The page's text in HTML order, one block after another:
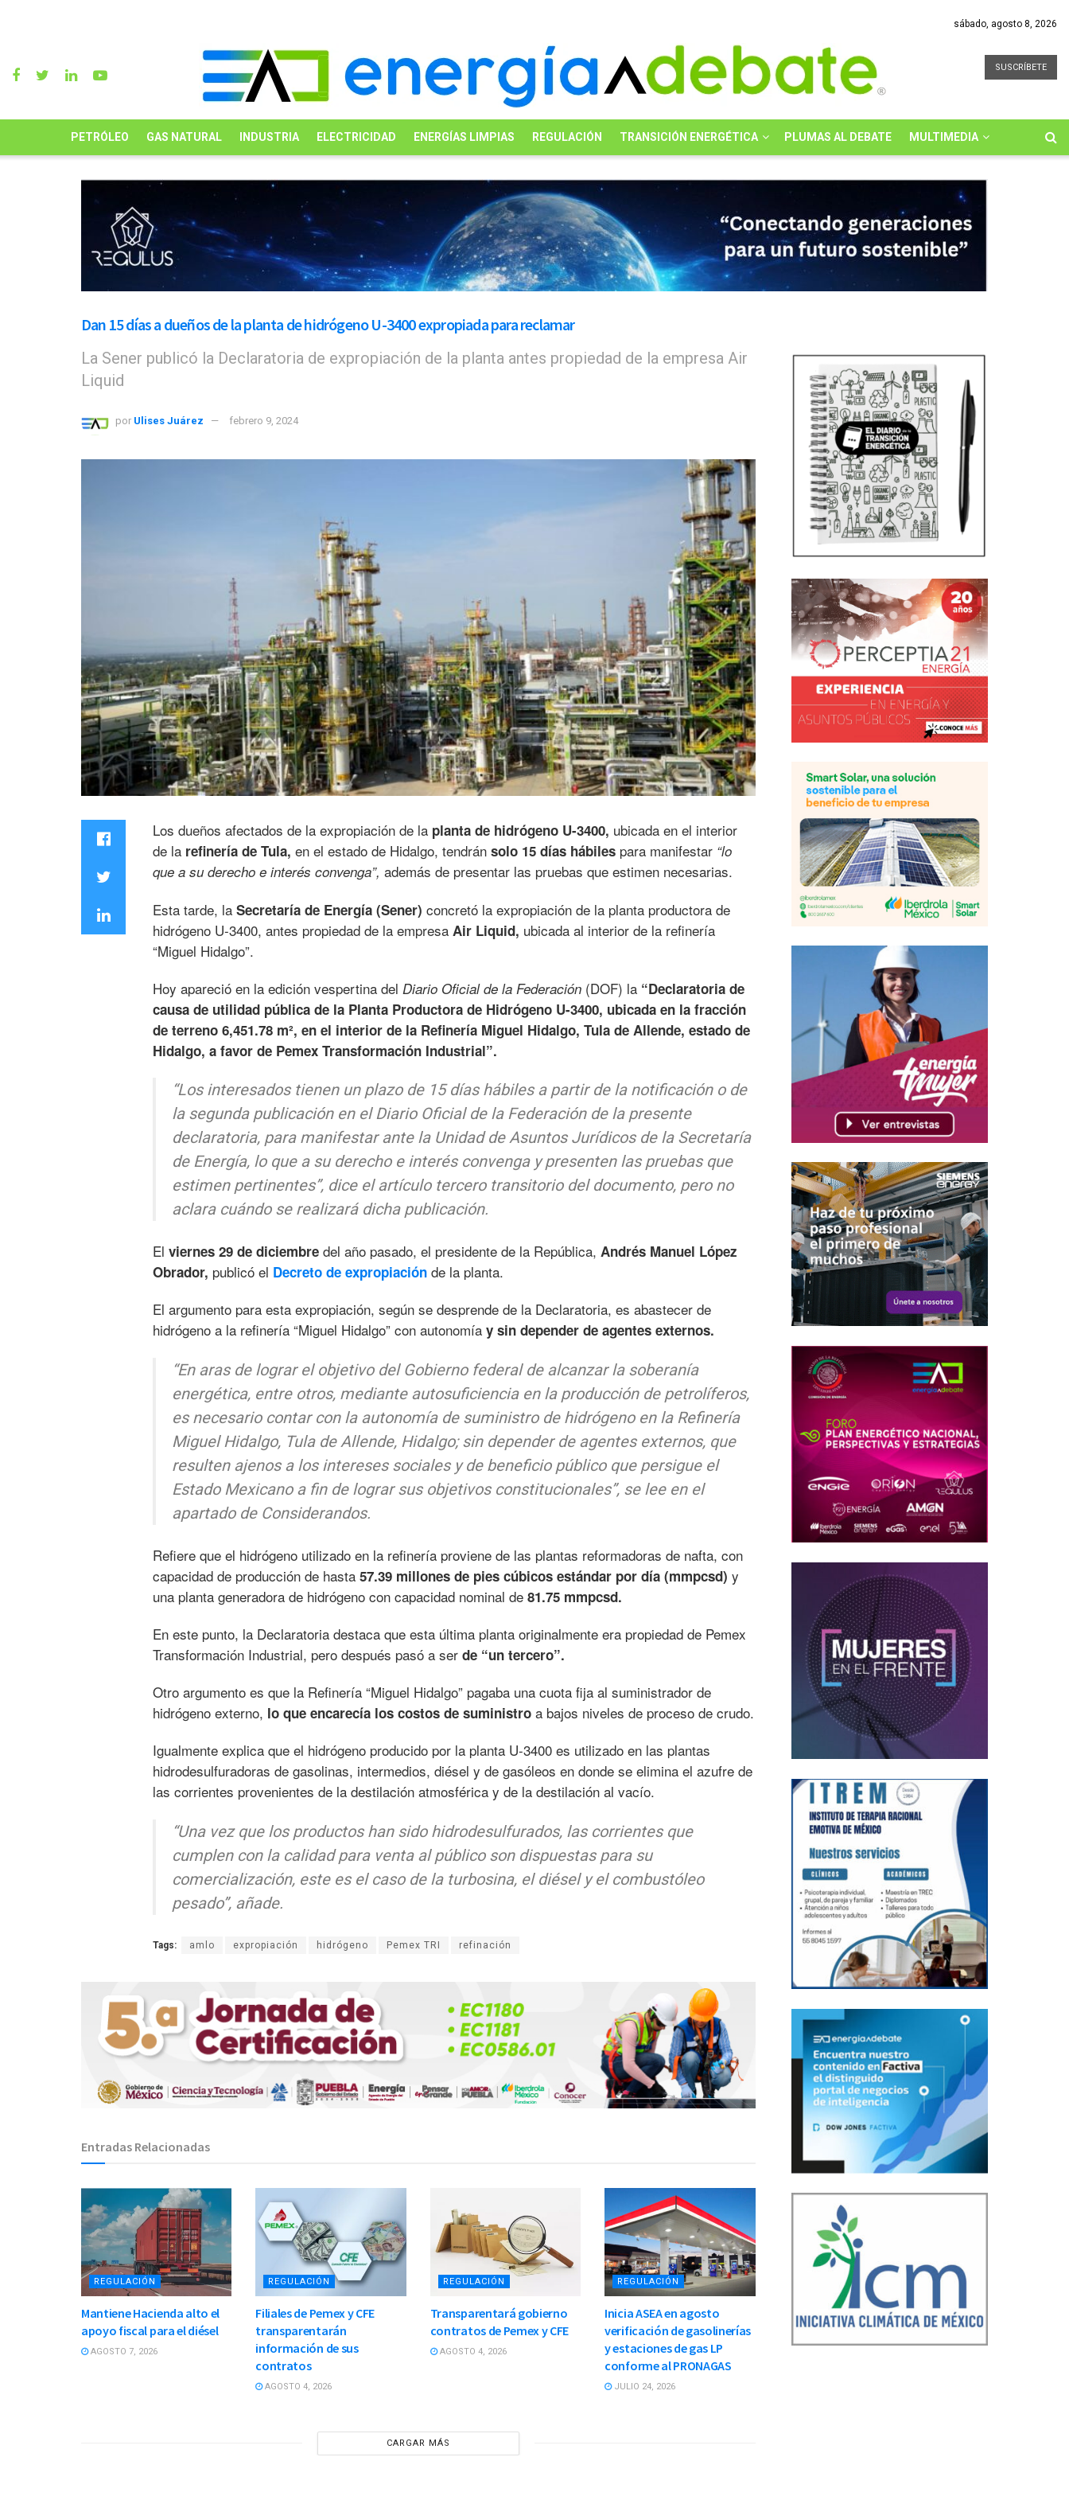
sábado, agosto 8, 2026
SUSCRÍBETE
PETRÓLEO GAS NATURAL INDUSTRIA ELECTRICIDAD ENERGÍAS LIMPIAS REGULACIÓN TRANSICIÓN ENERGÉTICA PLUMAS AL DEBATE MULTIMEDIA
Dan 15 días a dueños de la planta de hidrógeno U-3400 expropiada para reclamar
La Sener publicó la Declaratoria de expropiación de la planta antes propiedad de la empresa Air
Liquid
por Ulises Juárez febrero 9, 2024
Los dueños afectados de la expropiación de la planta de hidrógeno U-3400, ubicada en el interior
de la refinería de Tula, en el estado de Hidalgo, tendrán solo 15 días hábiles para manifestar “lo
que a su derecho e interés convenga”, además de presentar las pruebas que estimen necesarias.
Esta tarde, la Secretaría de Energía (Sener) concretó la expropiación de la planta productora de
hidrógeno U-3400, antes propiedad de la empresa Air Liquid, ubicada al interior de la refinería
“Miguel Hidalgo”.
Hoy apareció en la edición vespertina del Diario Oficial de la Federación (DOF) la “Declaratoria de
causa de utilidad pública de la Planta Productora de Hidrógeno U-3400, ubicada en la fracción
de terreno 6,451.78 m², en el interior de la Refinería Miguel Hidalgo, Tula de Allende, estado de
Hidalgo, a favor de Pemex Transformación Industrial”.
“Los interesados tienen un plazo de 15 días hábiles a partir de la notificación o de
la segunda publicación en el Diario Oficial de la Federación de la presente
declaratoria, para manifestar ante la Unidad de Asuntos Jurídicos de la Secretaría
de Energía, lo que a su derecho e interés convenga y presenten las pruebas que
estimen pertinentes”, dice el artículo tercero transitorio del documento, pero no
aclara cuándo se realizará dicha publicación.
El viernes 29 de diciembre del año pasado, el presidente de la República, Andrés Manuel López
Obrador, publicó el Decreto de expropiación de la planta.
El argumento para esta expropiación, según se desprende de la Declaratoria, es abastecer de
hidrógeno a la refinería “Miguel Hidalgo” con autonomía y sin depender de agentes externos.
“En aras de lograr el objetivo del Gobierno federal de alcanzar la soberanía
energética, entre otros, mediante autosuficiencia en la producción de petrolíferos,
es necesario contar con la autonomía de suministro de hidrógeno en la Refinería
Miguel Hidalgo, Tula de Allende, Hidalgo; sin depender de agentes externos, que
resulten ajenos a los intereses sociales y de beneficio público que persigue el
Estado Mexicano a fin de lograr sus objetivos constitucionales”, se lee en el
apartado de Considerandos.
Refiere que el hidrógeno utilizado en la refinería proviene de las plantas reformadoras de nafta, con
capacidad de producción de hasta 57.39 millones de pies cúbicos estándar por día (mmpcsd) y
una planta generadora de hidrógeno con capacidad nominal de 81.75 mmpcsd.
En este punto, la Declaratoria destaca que esta última planta originalmente era propiedad de Pemex
Transformación Industrial, pero después pasó a ser de “un tercero”.
Otro argumento es que la Refinería “Miguel Hidalgo” pagaba una cuota fija al suministrador de
hidrógeno externo, lo que encarecía los costos de suministro a bajos niveles de proceso de crudo.
Igualmente explica que el hidrógeno producido por la planta U-3400 es utilizado en las plantas
hidrodesulfuradoras de gasolinas, intermedios, diésel y de gasóleos en donde se elimina el azufre de
las corrientes provenientes de la destilación atmosférica y de la destilación al vacío.
“Una vez que los productos han sido hidrodesulfurados, las corrientes que
cumplen con la calidad para venta al público son dispuestas para su
comercialización, este es el caso de la turbosina, el diésel y el combustóleo
pesado”, añade.
Tags: amlo expropiación hidrógeno Pemex TRI refinación
Entradas Relacionadas
REGULACIÓN
Mantiene Hacienda alto el
apoyo fiscal para el diésel
AGOSTO 7, 2026
REGULACIÓN
Filiales de Pemex y CFE
transparentarán
información de sus
contratos
AGOSTO 4, 2026
REGULACIÓN
Transparentará gobierno
contratos de Pemex y CFE
AGOSTO 4, 2026
REGULACIÓN
Inicia ASEA en agosto
verificación de gasolinerías
y estaciones de gas LP
conforme al PRONAGAS
JULIO 24, 2026
CARGAR MÁS